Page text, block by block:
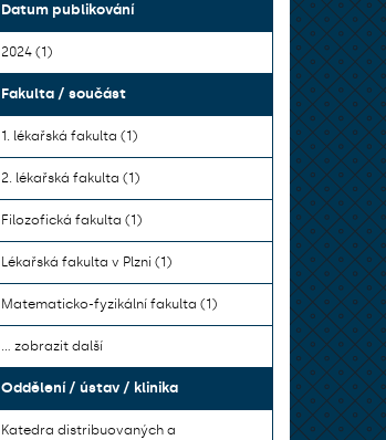
Datum publikování
2024 (1)
Fakulta / součást
1. lékařská fakulta (1)
2. lékařská fakulta (1)
Filozofická fakulta (1)
Lékařská fakulta v Plzni (1)
Matematicko-fyzikální fakulta (1)
... zobrazit další
Oddělení / ústav / klinika
Katedra distribuovaných a